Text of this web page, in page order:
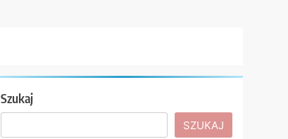
Szukaj
SZUKAJ